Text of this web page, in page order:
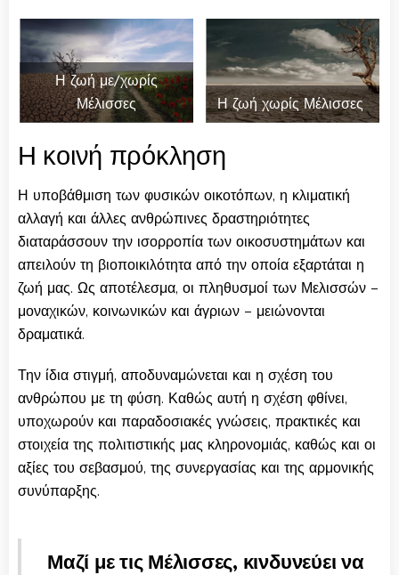
Η ζωή με/χωρίς
Μέλισσες
Η ζωή χωρίς Μέλισσες
Η κοινή πρόκληση
Η υποβάθμιση των φυσικών οικοτόπων, η κλιματική
αλλαγή και άλλες ανθρώπινες δραστηριότητες
διαταράσσουν την ισορροπία των οικοσυστημάτων και
απειλούν τη βιοποικιλότητα από την οποία εξαρτάται η
ζωή μας. Ως αποτέλεσμα, οι πληθυσμοί των Μελισσών –
μοναχικών, κοινωνικών και άγριων – μειώνονται
δραματικά.
Την ίδια στιγμή, αποδυναμώνεται και η σχέση του
ανθρώπου με τη φύση. Καθώς αυτή η σχέση φθίνει,
υποχωρούν και παραδοσιακές γνώσεις, πρακτικές και
στοιχεία της πολιτιστικής μας κληρονομιάς, καθώς και οι
αξίες του σεβασμού, της συνεργασίας και της αρμονικής
συνύπαρξης.
Μαζί με τις Μέλισσες, κινδυνεύει να